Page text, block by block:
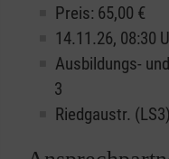
Preis: 65,00 €
14.11.26, 08:30
Ausbildungs-
3
Riedgaustr.